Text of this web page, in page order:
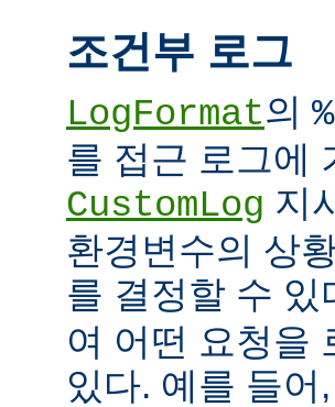
조건부 로그
LogFormat의
를 접근 로그에
CustomLog 지
환경변수의 상
를 결정할 수 있
여 어떤 요청을
있다. 예를 들